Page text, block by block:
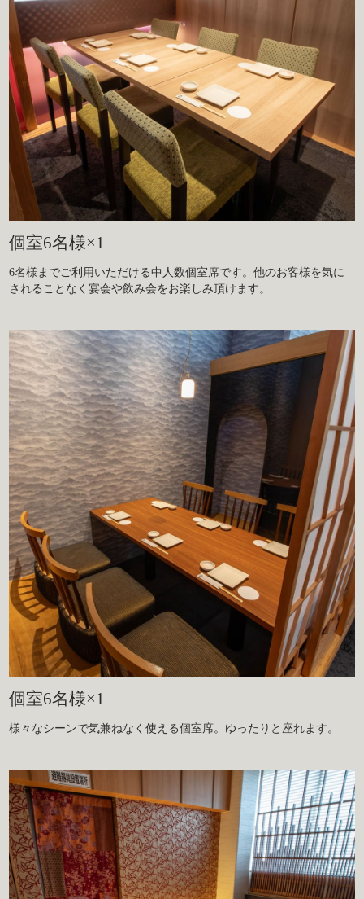
個室6名様×1
6名様までご利用いただける中人数個室席です。他のお客様を気に
されることなく宴会や飲み会をお楽しみ頂けます。
個室6名様×1
様々なシーンで気兼ねなく使える個室席。ゆったりと座れます。